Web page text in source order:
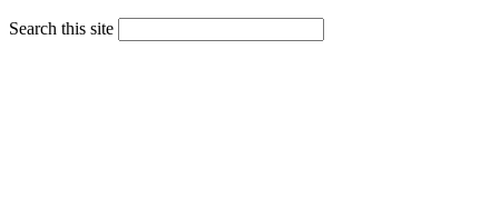
Search this site